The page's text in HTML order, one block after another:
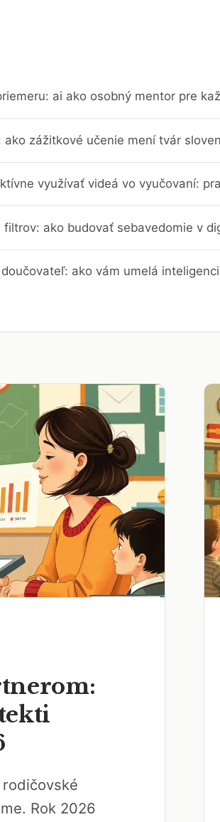
ai ako osobný mentor pre
ako zážitkové učenie mení tvár
využívať videá vo vyučovaní:
filtrov: ako budovať sebavedomie v
ako vám umelá
Rok 2026